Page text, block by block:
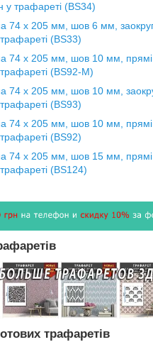
у трафареті (BS34)
74 х 205 мм, шов 6 мм,
(BS33)
74 х 205 мм, шов 10 мм, прямі
(BS92-М)
74 х 205 мм, шов 10 мм,
(BS93)
74 х 205 мм, шов 10 мм, прямі
(BS92)
74 х 205 мм, шов 15 мм, прямі
(BS124)
трафаретів